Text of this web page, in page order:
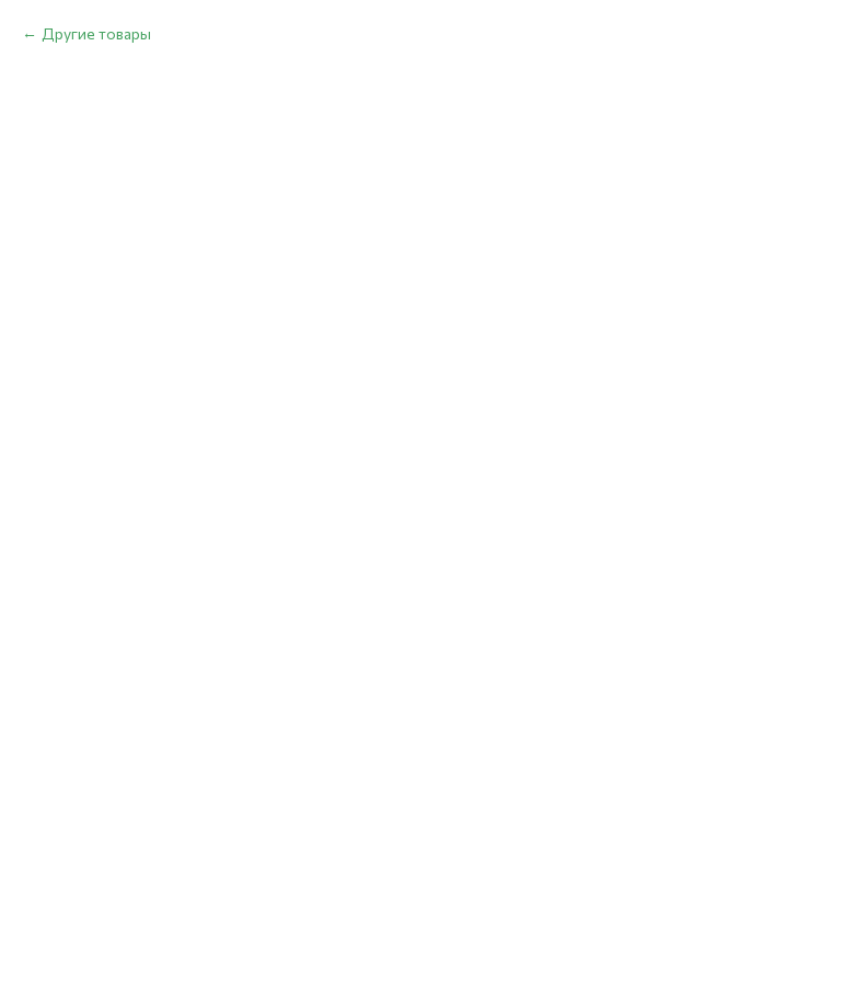
Другие товары